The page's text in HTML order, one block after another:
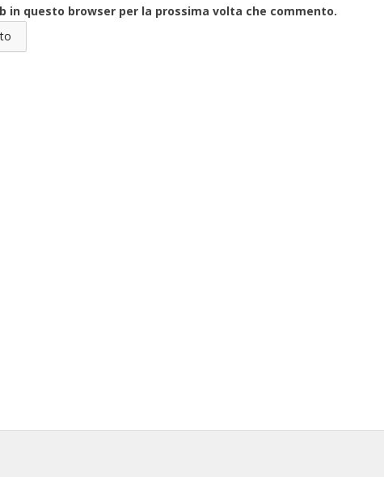
in questo browser per la prossima volta che commento.